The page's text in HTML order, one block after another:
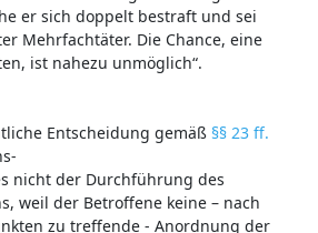
er sich doppelt bestraft und sei
Mehrfachtäter. Die Chance, eine
ist nahezu unmöglich“.
Entscheidung gemäß §§ 23 ff.
nicht der Durchführung des
weil der Betroffene keine – nach
zu treffende - Anordnung der